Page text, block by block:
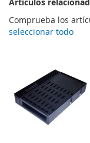
Comprueba los
seleccionar todo